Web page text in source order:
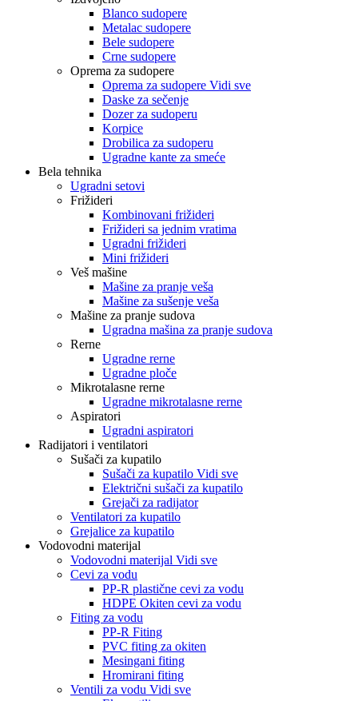
Blanco sudopere
Metalac sudopere
Bele sudopere
Crne sudopere
Oprema za sudopere
Oprema za sudopere Vidi sve
Daske za sečenje
Dozer za sudoperu
Korpice
Drobilica za sudoperu
Ugradne kante za smeće
Bela tehnika
Ugradni setovi
Frižideri
Kombinovani frižideri
Frižideri sa jednim vratima
Ugradni frižideri
Mini frižideri
Veš mašine
Mašine za pranje veša
Mašine za sušenje veša
Mašine za pranje sudova
Ugradna mašina za pranje sudova
Rerne
Ugradne rerne
Ugradne ploče
Mikrotalasne rerne
Ugradne mikrotalasne rerne
Aspiratori
Ugradni aspiratori
Radijatori i ventilatori
Sušači za kupatilo
Sušači za kupatilo Vidi sve
Električni sušači za kupatilo
Grejači za radijator
Ventilatori za kupatilo
Grejalice za kupatilo
Vodovodni materijal
Vodovodni materijal Vidi sve
Cevi za vodu
PP-R plastične cevi za vodu
HDPE Okiten cevi za vodu
Fiting za vodu
PP-R Fiting
PVC fiting za okiten
Mesingani fiting
Hromirani fiting
Ventili za vodu Vidi sve